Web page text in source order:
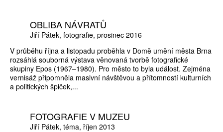
OBLIBA NÁVRATŮ
Jiří Pátek fotografie prosinec 2016
V průběhu října a listopadu proběhla v Domě umění města Brna
rozsáhlá souborná výstava věnovaná tvorbě fotografické
skupiny Epos (1967–1980). Pro město to byla událost. Zejména
vernisáž připomněla masivní návštěvou a přítomností kulturních
a politických špiček,...
FOTOGRAFIE V MUZEU
Jiří Pátek téma říjen 2013